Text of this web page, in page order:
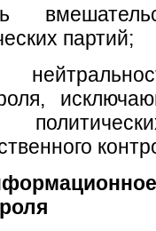
партий;